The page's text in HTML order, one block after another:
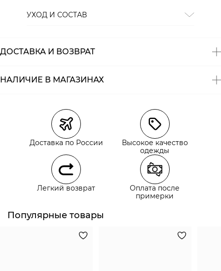
УХОД И СОСТАВ
ДОСТАВКА И ВОЗВРАТ
Курьерская доставка СДЭК
Самовывоз из пункта выдачи СДЭК
Самовывоз из наших магазинов
Курьерская доставка СДЭК
Самовывоз из пункта выдачи СДЭК
НАЛИЧИЕ В МАГАЗИНАХ
Доставка по России
Высокое качество
одежды
Легкий возврат
Оплата после
примерки
Популярные товары